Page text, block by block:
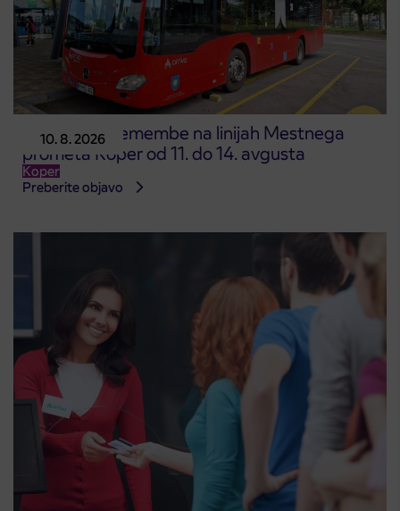
10. 8. 2026
Začasne spremembe na linijah Mestnega
prometa Koper od 11. do 14. avgusta
Koper
Preberite objavo